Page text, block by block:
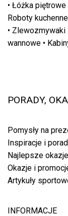
• Łóżka piętrowe
Roboty kuchenne
• Zlewozmywaki
wannowe •
PORADY,
Pomysły na
Inspiracje i
Najlepsze
Okazje i
Artykuły
INFORMACJE